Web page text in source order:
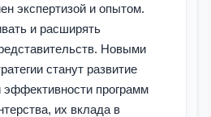
экспертизой и опытом.
и расширять
Новыми
станут развитие
эффективности программ
их вклада в